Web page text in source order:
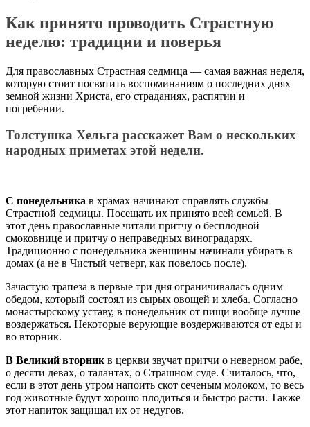
Как принято проводить Страстную
неделю: традиции и поверья
Для православных Страстная седмица — самая важная неделя,
которую стоит посвятить воспоминаниям о последних днях
земной жизни Христа, его страданиях, распятии и
погребении.
Толстушка Хельга расскажет Вам о нескольких
народных приметах этой недели.
С понедельника в храмах начинают справлять службы
Страстной седмицы. Посещать их принято всей семьей. В
этот день православные читали притчу о бесплодной
смоковнице и притчу о неправедных виноградарях.
Традиционно с понедельника женщины начинали убирать в
домах (а не в Чистый четверг, как повелось после).
Зачастую трапеза в первые три дня ограничивалась одним
обедом, который состоял из сырых овощей и хлеба. Согласно
монастырскому уставу, в понедельник от пищи вообще лучше
воздержаться. Некоторые верующие воздерживаются от еды и
во вторник.
В Великий вторник в церкви звучат притчи о неверном рабе,
о десяти девах, о талантах, о Страшном суде. Считалось, что,
если в этот день утром напоить скот сеченым молоком, то весь
год животные будут хорошо плодиться и быстро расти. Также
этот напиток защищал их от недугов.